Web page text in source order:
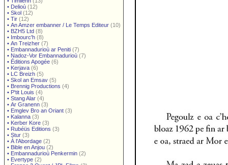
• Delioù (12)
• Skol (12)
• Tir (12)
• An Amzer embanner / Le Temps Editeur (10)
• BZH5 Ltd (8)
• Imbourc'h (8)
• An Treizher (7)
• Embannadurioù ar Peniti (7)
• Nadoz-Vor Embannadurioù (7)
• Éditions Apogée (6)
• Kerjava (6)
• LC Breizh (5)
• Skol an Emsav (5)
• Brennig Productions (4)
• P'tit Louis (4)
• Stang Alar (4)
• Ar Granenn (3)
• Emglev Bro an Oriant (3)
• Kalanna (3)
• Kerber Kore (3)
• Rubéüs Editions (3)
• Stur (3)
• À l'Abordage (2)
• Bible en Anjou (2)
• Embannadurioù Penkermin (2)
• Evertype (2)